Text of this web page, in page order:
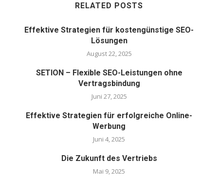
RELATED POSTS
Effektive Strategien für kostengünstige SEO-
Lösungen
August 22, 2025
SETION – Flexible SEO-Leistungen ohne
Vertragsbindung
Juni 27, 2025
Effektive Strategien für erfolgreiche Online-
Werbung
Juni 4, 2025
Die Zukunft des Vertriebs
Mai 9, 2025